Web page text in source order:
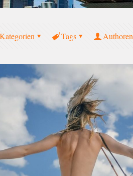
Kategorien Tags Authoren